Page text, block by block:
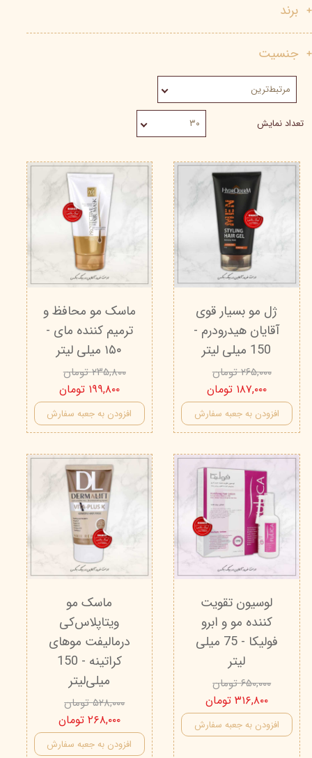
برند
جنسیت
مرتبط‌ترین
تعداد نمایش ۳۰
ژل مو بسیار قوی
آقایان هیدرودرم -
150 میلی لیتر
۲۶۵,۰۰۰ تومان
۱۸۷,۰۰۰ تومان
افزودن به جعبه سفارش
ماسک مو محافظ و
ترمیم کننده مای -
۱۵۰ میلی لیتر
۲۳۵,۸۰۰ تومان
۱۹۹,۸۰۰ تومان
افزودن به جعبه سفارش
لوسیون تقویت
کننده مو و ابرو
فولیکا - 75 میلی
لیتر
۶۵۰,۰۰۰ تومان
۳۱۶,۸۰۰ تومان
افزودن به جعبه سفارش
ماسک مو
ویتاپلاس‌کی
درمالیفت موهای
کراتینه - 150
میلی‌لیتر
۵۲۸,۰۰۰ تومان
۲۶۸,۰۰۰ تومان
افزودن به جعبه سفارش